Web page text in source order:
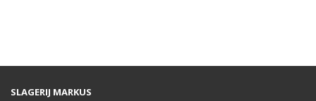
SLAGERIJ MARKUS